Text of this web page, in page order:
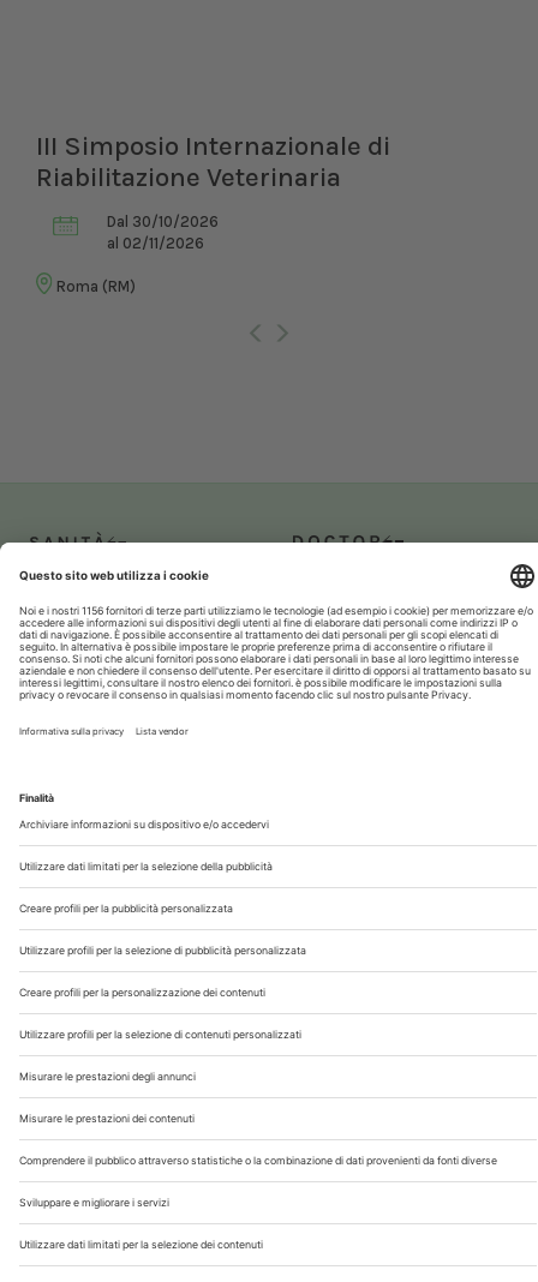
III Simposio Internazionale di
Riabilitazione Veterinaria
Dal 30/10/2026
al 02/11/2026
Roma (RM)
Chi Siamo
Contatti
Note Legali
Privacy